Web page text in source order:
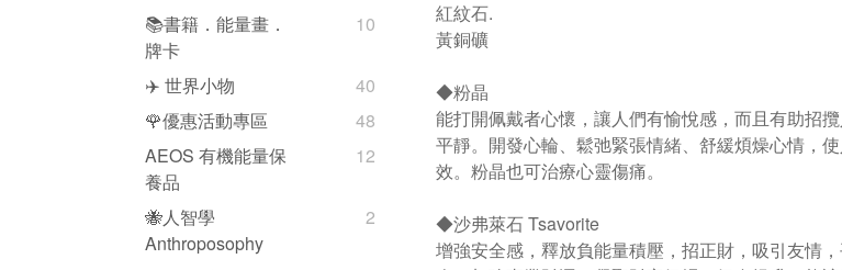
📚書籍．能量畫．
牌卡
10
✈️ 世界小物
40
🌹優惠活動專區
48
AEOS 有機能量保
養品
12
🐝人智學
Anthroposophy
2
紅紋石.
黃銅礦
◆粉晶
能打開佩戴者心懷，讓人們有愉悅感，而且有助招
平靜。開發心輪、鬆弛緊張情緒、舒緩煩燥心情，
效。粉晶也可治療心靈傷痛。
◆沙弗萊石 Tsavorite
增強安全感，釋放負能量積壓，招正財，吸引友情